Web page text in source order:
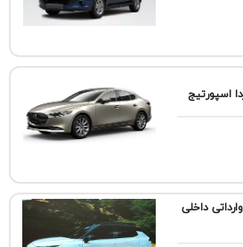
اسپورتیج
داخلی